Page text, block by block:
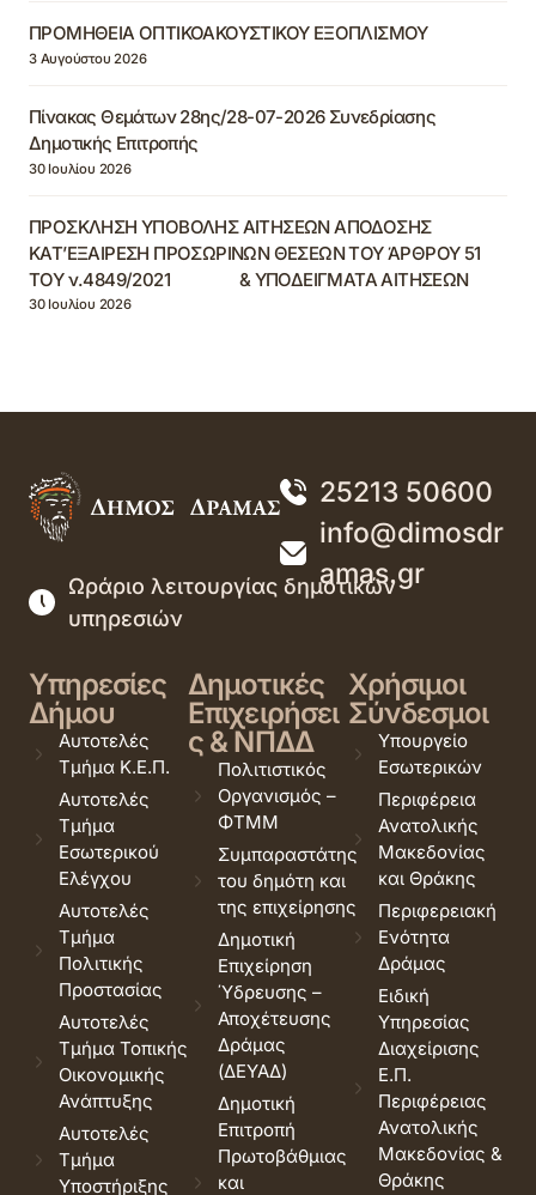
ΠΡΟΜΗΘΕΙΑ ΟΠΤΙΚΟΑΚΟΥΣΤΙΚΟΥ ΕΞΟΠΛΙΣΜΟΥ
3 Αυγούστου 2026
Πίνακας Θεμάτων 28ης/28-07-2026 Συνεδρίασης
Δημοτικής Επιτροπής
30 Ιουλίου 2026
ΠΡΟΣΚΛΗΣΗ ΥΠΟΒΟΛΗΣ ΑΙΤΗΣΕΩΝ ΑΠΟΔΟΣΗΣ
ΚΑΤ’ΕΞΑΙΡΕΣΗ ΠΡΟΣΩΡΙΝΩΝ ΘΕΣΕΩΝ ΤΟΥ ΆΡΘΡΟΥ 51
ΤΟΥ ν.4849/2021 & ΥΠΟΔΕΙΓΜΑΤΑ ΑΙΤΗΣΕΩΝ
30 Ιουλίου 2026
25213 50600
info@dimosdr
amas.gr
Ωράριο λειτουργίας δημοτικών
υπηρεσιών
Υπηρεσίες
Δήμου
Αυτοτελές
Τμήμα Κ.Ε.Π.
Αυτοτελές
Τμήμα
Εσωτερικού
Ελέγχου
Αυτοτελές
Τμήμα
Πολιτικής
Προστασίας
Αυτοτελές
Τμήμα Τοπικής
Οικονομικής
Ανάπτυξης
Αυτοτελές
Τμήμα
Υποστήριξης
Δημοτικές
Επιχειρήσει
ς & ΝΠΔΔ
Πολιτιστικός
Οργανισμός –
ΦΤΜΜ
Συμπαραστάτης
του δημότη και
της επιχείρησης
Δημοτική
Επιχείρηση
Ύδρευσης –
Αποχέτευσης
Δράμας
(ΔΕΥΑΔ)
Δημοτική
Επιτροπή
Πρωτοβάθμιας
και
Χρήσιμοι
Σύνδεσμοι
Υπουργείο
Εσωτερικών
Περιφέρεια
Ανατολικής
Μακεδονίας
και Θράκης
Περιφερειακή
Ενότητα
Δράμας
Ειδική
Υπηρεσίας
Διαχείρισης
Ε.Π.
Περιφέρειας
Ανατολικής
Μακεδονίας &
Θράκης